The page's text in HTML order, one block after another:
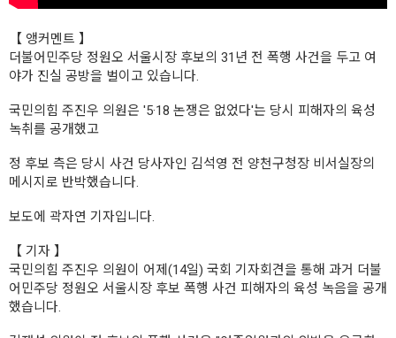
【 앵커멘트 】
더불어민주당 정원오 서울시장 후보의 31년 전 폭행 사건을 두고 여
야가 진실 공방을 벌이고 있습니다.
국민의힘 주진우 의원은 '5·18 논쟁은 없었다'는 당시 피해자의 육성
녹취를 공개했고
정 후보 측은 당시 사건 당사자인 김석영 전 양천구청장 비서실장의
메시지로 반박했습니다.
보도에 곽자연 기자입니다.
【 기자 】
국민의힘 주진우 의원이 어제(14일) 국회 기자회견을 통해 과거 더불
어민주당 정원오 서울시장 후보 폭행 사건 피해자의 육성 녹음을 공개
했습니다.